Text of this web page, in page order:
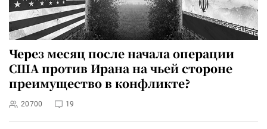
Через месяц после начала операции
США против Ирана на чьей стороне
преимущество в конфликте?
20700 19